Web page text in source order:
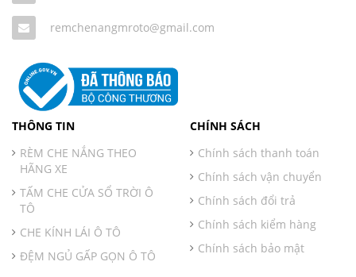
remchenangmroto@gmail.com
THÔNG TIN
RÈM CHE NẮNG THEO
HÃNG XE
TẤM CHE CỬA SỔ TRỜI Ô
TÔ
CHE KÍNH LÁI Ô TÔ
ĐỆM NGỦ GẤP GỌN Ô TÔ
CHÍNH SÁCH
Chính sách thanh toán
Chính sách vận chuyển
Chính sách đổi trả
Chính sách kiểm hàng
Chính sách bảo mật